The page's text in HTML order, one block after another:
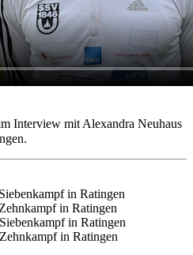
Interview mit Alexandra Neuhaus
in Ratingen
in Ratingen
in Ratingen
in Ratingen